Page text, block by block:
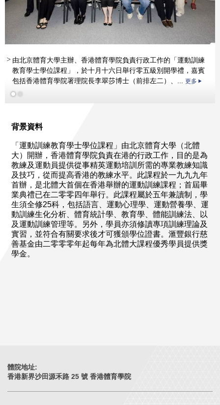
由北京體育大學主辦、香港體育學院負責行政工作的「運動訓練
教育學士學位課程」，於十月十六日舉行零五級別開學禮，嘉賓
包括香港體育學院署理院長李翠莎博士（前排左二）、... 更多
更多
背景資料
「運動訓練教育學士學位課程」由北京體育大學（北體
大）開辦，香港體育學院負責在港的行政工作，目的是為
教練及運動員提供從事精英運動培訓所需的專業教練知識
及技巧，從而提高香港的教練水平。此課程於一九九九年
首辦，是北體大首個在香港舉辦的運動訓練課程；首屆畢
業典禮已在二零零四年舉行。此課程屬於五年兼讀制，學
生須全修25科，包括語言、運動心理學、運動營養學、運
動訓練生化分析、體育統計學、教育學、體能訓練法、以
及運動訓練管理等。另外，學員亦須修讀專項訓練理論及
實習，並符合有關要求後才可獲頒學位證書。滙豐銀行慈
善基金由二零零零年起每年為北體大課程優秀學員提供獎
學金。
體院地址:
香港新界沙田源禾路 25 號 香港體育學院